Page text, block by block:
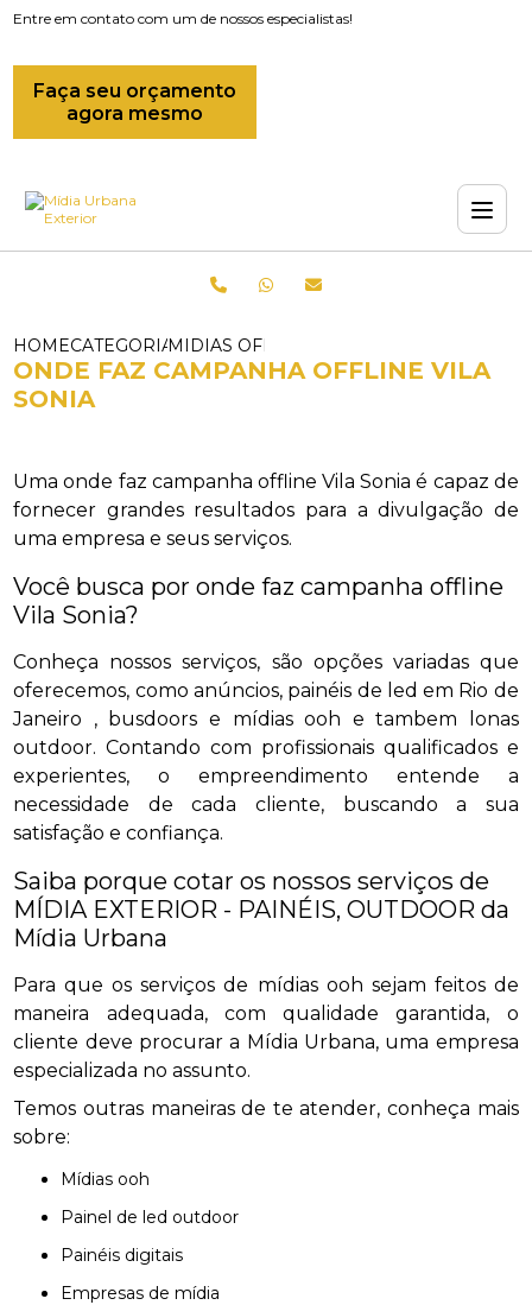
Entre em contato com um de nossos especialistas!
Faça seu orçamento
agora mesmo
HOMECATEGORIASMIDIAS OFFLINE_MIDIA OFFLINE RIO
ONDE FAZ CAMPANHA OFFLINE VILA
SONIA
Uma onde faz campanha offline Vila Sonia é capaz de
fornecer grandes resultados para a divulgação de
uma empresa e seus serviços.
Você busca por onde faz campanha offline
Vila Sonia?
Conheça nossos serviços, são opções variadas que
oferecemos, como anúncios, painéis de led em Rio de
Janeiro , busdoors e mídias ooh e tambem lonas
outdoor. Contando com profissionais qualificados e
experientes, o empreendimento entende a
necessidade de cada cliente, buscando a sua
satisfação e confiança.
Saiba porque cotar os nossos serviços de
MÍDIA EXTERIOR - PAINÉIS, OUTDOOR da
Mídia Urbana
Para que os serviços de mídias ooh sejam feitos de
maneira adequada, com qualidade garantida, o
cliente deve procurar a Mídia Urbana, uma empresa
especializada no assunto.
Temos outras maneiras de te atender, conheça mais
sobre:
mídias ooh
painel de led outdoor
painéis digitais
empresas de mídia